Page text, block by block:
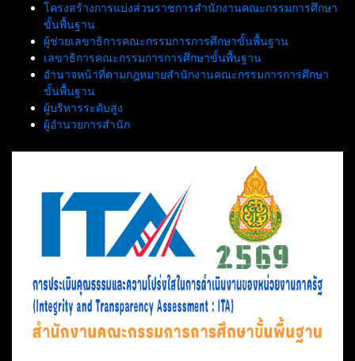
โครงสร้างการแบ่งส่วนราชการสำนักงานคณะกรรมการศึกษา
ขั้นพื้นฐาน
ผู้ช่วยเลขาธิการคณะกรรมการการศึกษาขั้นพื้นฐาน
เลขาธิการคณะกรรมการการศึกษาขั้นพื้นฐาน
อำนาจหน้าที่ตามกฎหมายสำนักงานคณะกรรมการการศึกษา
ขั้นพื้นฐาน
ผู้บริหารระดับสูง
ผู้อำนวยการสำนัก